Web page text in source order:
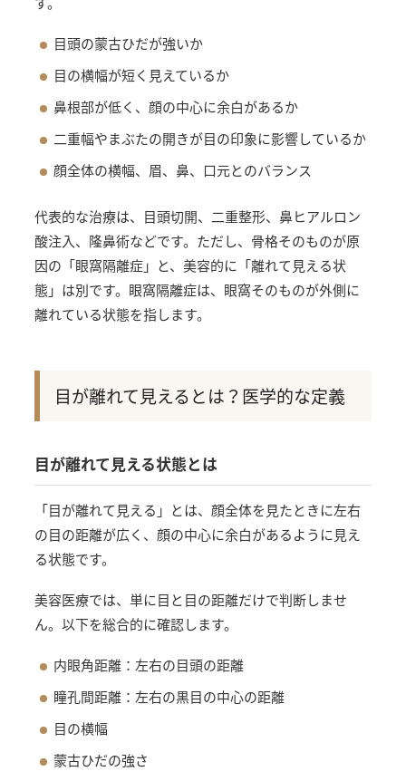
目頭の蒙古ひだが強いか
目の横幅が短く見えているか
鼻根部が低く、顔の中心に余白があるか
二重幅やまぶたの開きが目の印象に影響しているか
顔全体の横幅、眉、鼻、口元とのバランス
代表的な治療は、目頭切開、二重整形、鼻ヒアルロン
酸注入、隆鼻術などです。ただし、骨格そのものが原
因の「眼窩隔離症」と、美容的に「離れて見える状
態」は別です。眼窩隔離症は、眼窩そのものが外側に
離れている状態を指します。
目が離れて見えるとは？医学的な定義
目が離れて見える状態とは
「目が離れて見える」とは、顔全体を見たときに左右
の目の距離が広く、顔の中心に余白があるように見え
る状態です。
美容医療では、単に目と目の距離だけで判断しませ
ん。以下を総合的に確認します。
内眼角距離：左右の目頭の距離
瞳孔間距離：左右の黒目の中心の距離
目の横幅
蒙古ひだの強さ